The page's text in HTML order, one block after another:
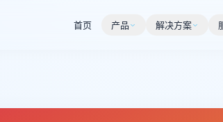
首页 产品 解决方案